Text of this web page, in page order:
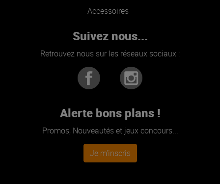
Accessoires
Suivez nous...
Retrouvez nous sur les réseaux sociaux :
Alerte bons plans !
Promos, Nouveautés et jeux concours...
Je m'inscris